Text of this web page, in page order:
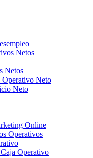
Netos
Netos
Operativo Neto
Neto
Online
Operativos
Operativo